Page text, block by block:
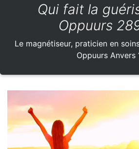
Qui fait la
Oppuurs
Le magnétiseur, praticien en
Oppuurs Anvers